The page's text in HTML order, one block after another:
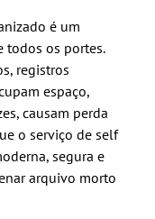
é um
todos os portes.
registros
espaço,
causam perda
o serviço de self
segura e
arquivo morto